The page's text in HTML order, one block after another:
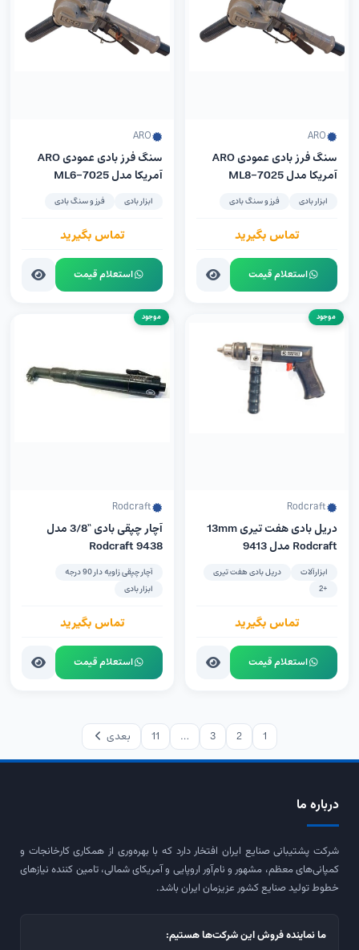
ARO
سنگ فرز بادی عمودی ARO
آمریکا مدل 7025-ML8
ابزار بادی فرز و سنگ بادی
تماس بگیرید
استعلام قیمت
ARO
سنگ فرز بادی عمودی ARO
آمریکا مدل 7025-ML6
ابزار بادی فرز و سنگ بادی
تماس بگیرید
استعلام قیمت
موجود
Rodcraft
دریل بادی هفت تیری 13mm
Rodcraft مدل 9413
ابزارآلات
دریل بادی هفت تیری
+2
تماس بگیرید
استعلام قیمت
موجود
Rodcraft
آچار چپقی بادی “3/8 مدل
9438 Rodcraft
آچار چپقی زاویه دار 90 درجه
ابزار بادی
تماس بگیرید
استعلام قیمت
1
2
3
…
11 بعدی
درباره ما
شرکت پشتیبانی صنایع ایران افتخار دارد که با بهره‌وری از همکاری کارخانجات و
کمپانی‌های معظم، مشهور و نام‌آور اروپایی و آمریکای شمالی، تامین کننده نیازهای
خطوط تولید صنایع کشور عزیزمان ایران باشد.
ما نماینده فروش این شرکت‌ها هستیم: